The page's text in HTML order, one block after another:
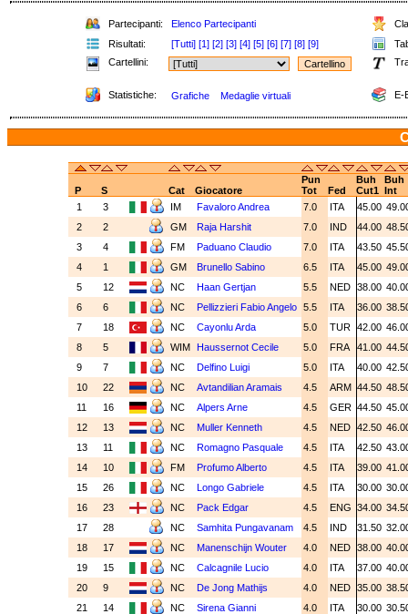
Partecipanti: Elenco Partecipanti
Risultati:
[Tutti] [1] [2] [3] [4] [5] [6] [7] [8] [9]
Cartellini:
Statistiche: Grafiche Medaglie virtuali E-
Pun Buh
Buh
P
S Cat Giocatore Tot Fed Cut1 Int
1
3 IM Favaloro Andrea 7.0 ITA 45.00
2
2 GM Raja Harshit 7.0 IND 44.00
3
4 FM Paduano Claudio 7.0 ITA 43.50
4
1 GM Brunello Sabino 6.5 ITA 45.00
5
12 NC Haan Gertjan 5.5 NED 38.00
6
6 NC Pellizzieri Fabio Angelo 5.5 ITA 36.00
7
18 NC Cayonlu Arda 5.0 TUR 42.00
8
5 WIM Haussernot Cecile 5.0 FRA 41.00
9
7 NC Delfino Luigi 5.0 ITA 40.00
10
22 NC Avtandilian Aramais 4.5 ARM 44.50
11
16 NC Alpers Arne 4.5 GER 44.50
12
13 NC Muller Kenneth 4.5 NED 42.50
13
11 NC Romagno Pasquale 4.5 ITA 42.50
14
10 FM Profumo Alberto 4.5 ITA 39.00
15
26 NC Longo Gabriele 4.5 ITA 30.00
16
23 NC Pack Edgar 4.5 ENG 34.00
17
28 NC Samhita Pungavanam 4.5 IND 31.50
18
17 NC Manenschijn Wouter 4.0 NED 38.00
19
15 NC Calcagnile Lucio 4.0 ITA 37.00
20
9 NC De Jong Mathijs 4.0 NED 35.00
21
14 NC Sirena Gianni 4.0 ITA 30.00